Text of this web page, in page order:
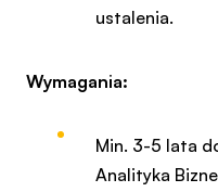
ustalenia.
Wymagania:
Min. 3-5 lata
Analityka